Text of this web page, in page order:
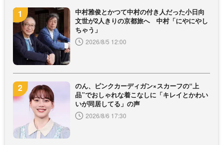
中村雅俊とかつて中村の付き人だった小日向
文世が2人きりの京都旅へ 中村「にやにやし
ちゃう」
2026/8/5 12:00
のん、ピンクカーディガン×スカーフの“上
品”でおしゃれな着こなしに「キレイとかわい
いが同居してる」の声
2026/8/6 17:30